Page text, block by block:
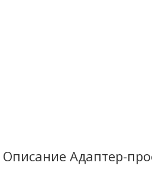
Описание Адаптер-